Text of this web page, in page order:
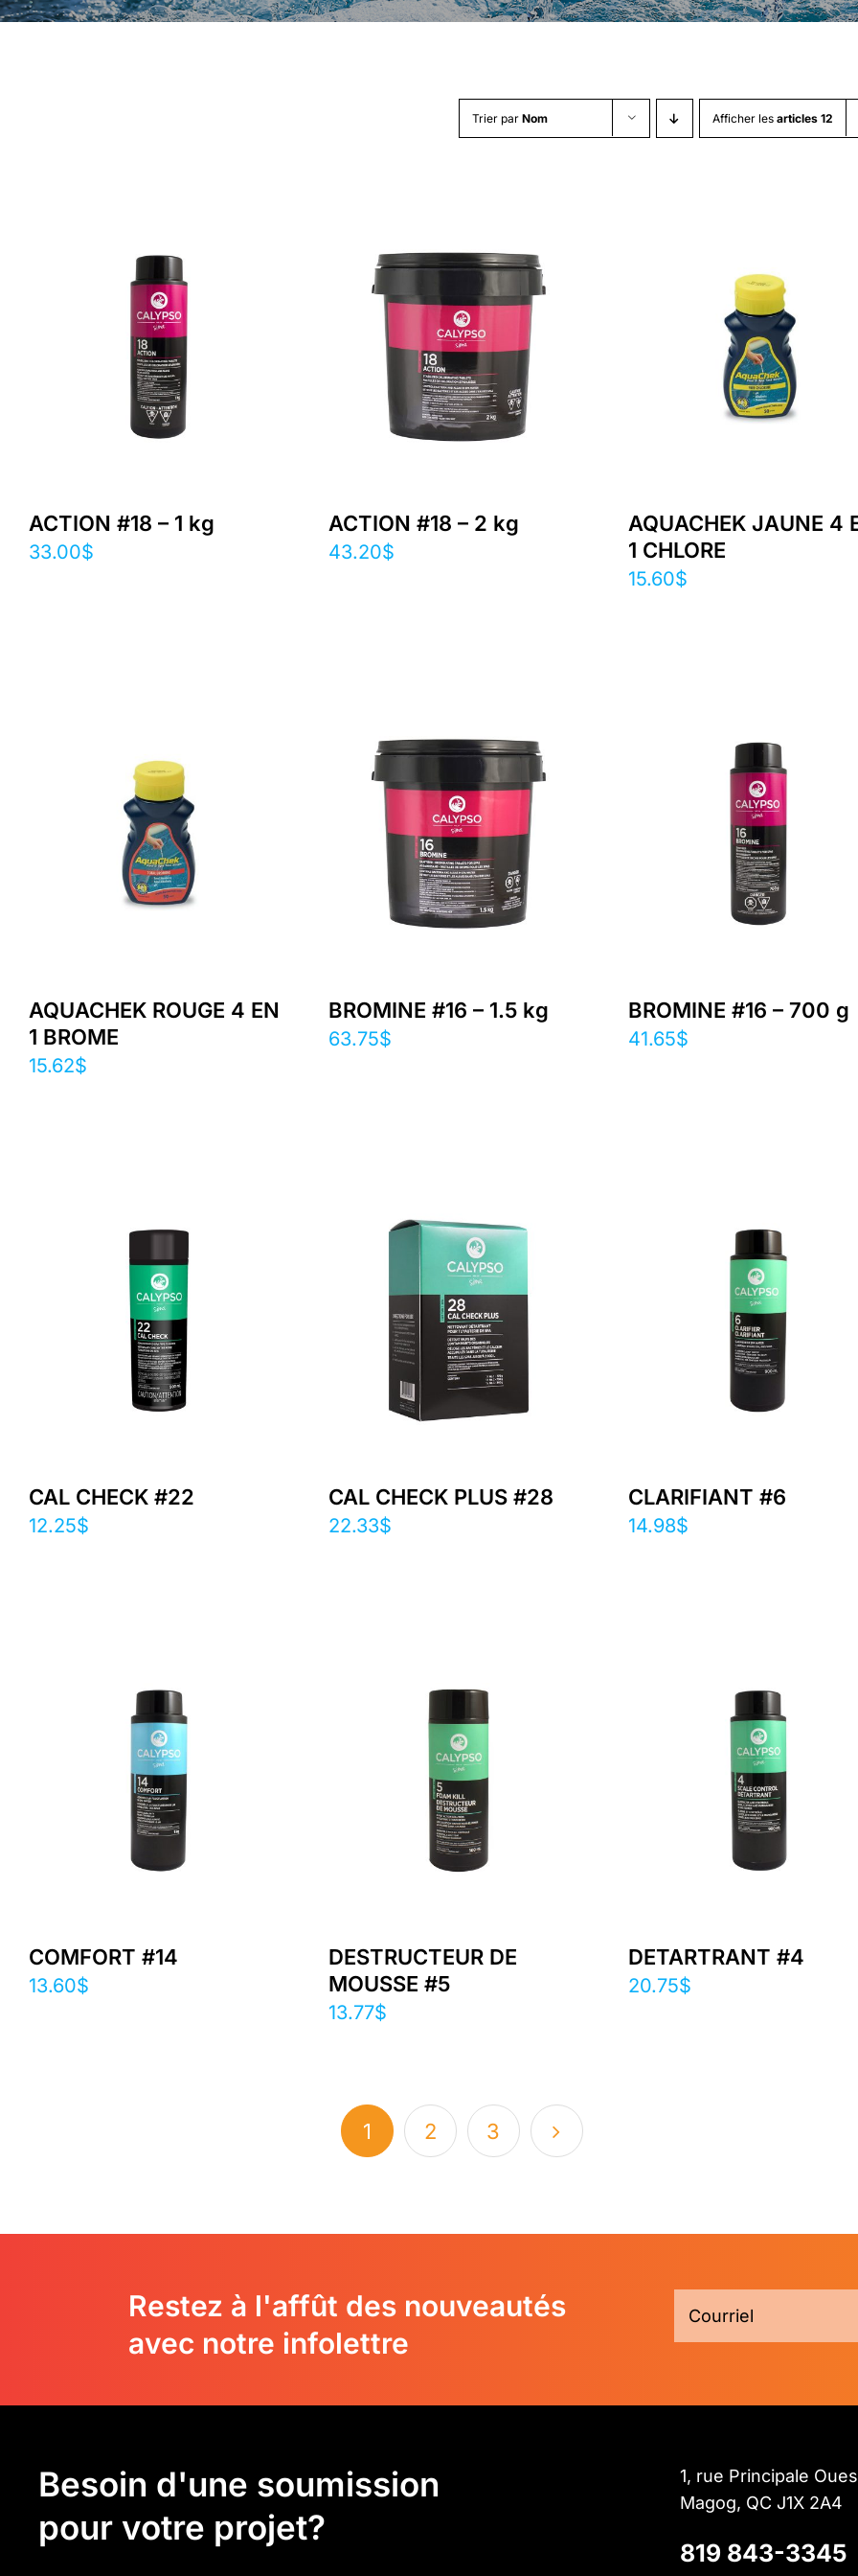
Trier par Nom Afficher les articles 12
ACTION #18 – 1 kg
33.00$
ACTION #18 – 2 kg
43.20$
AQUACHEK JAUNE 4
1 CHLORE
15.60$
AQUACHEK ROUGE 4 EN
1 BROME
15.62$
BROMINE #16 – 1.5 kg
63.75$
BROMINE #16 – 700 g
41.65$
CAL CHECK #22
12.25$
CAL CHECK PLUS #28
22.33$
CLARIFIANT #6
14.98$
COMFORT #14
13.60$
DESTRUCTEUR DE
MOUSSE #5
13.77$
DETARTRANT #4
20.75$
1 2 3
Restez à l'affût des nouveautés
avec notre infolettre
Besoin d'une soumission
pour votre projet?
1, rue Principale
Magog, QC J1X 2A4
819 843-3345